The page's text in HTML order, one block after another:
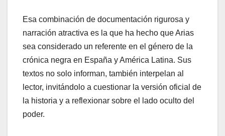
Esa combinación de documentación rigurosa y
narración atractiva es la que ha hecho que Arias
sea considerado un referente en el género de la
crónica negra en España y América Latina. Sus
textos no solo informan, también interpelan al
lector, invitándolo a cuestionar la versión oficial de
la historia y a reflexionar sobre el lado oculto del
poder.